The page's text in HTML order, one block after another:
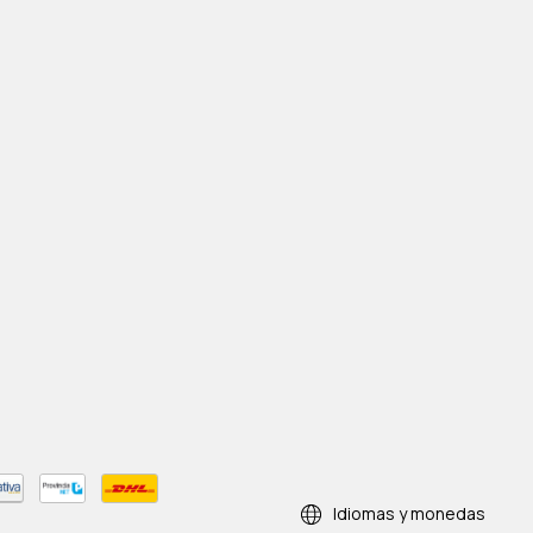
Idiomas y monedas